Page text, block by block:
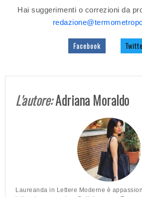
Hai suggerimenti o correzioni da
Facebook
L'autore:Adriana Moraldo
Laureanda in Lettere Moderne è